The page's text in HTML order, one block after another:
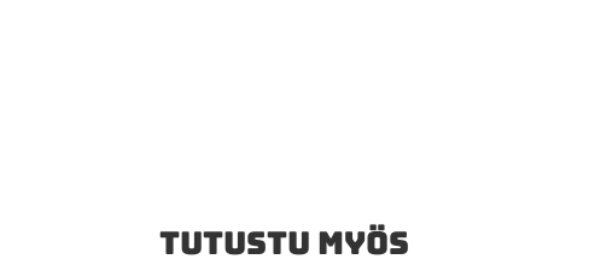
TUTUSTU MYÖS